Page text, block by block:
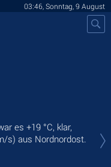
03:46, Sonntag, 9 August
es +19 °C, klar,
s) aus Nordnordost.
°C